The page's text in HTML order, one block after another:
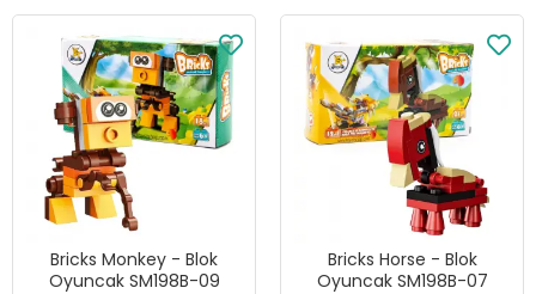
Bricks Monkey - Blok
Oyuncak SM198B-09
Bricks Horse - Blok
Oyuncak SM198B-07